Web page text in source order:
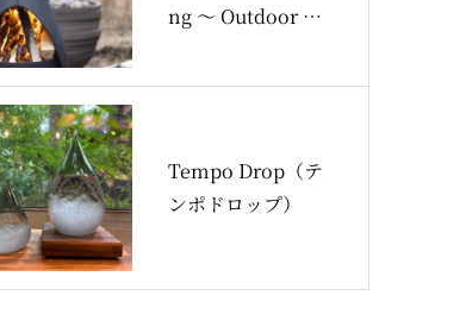
ng 〜 Outdoor wa
Tempo Drop（テ
ンポドロップ）